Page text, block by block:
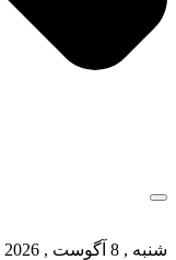
شنبه , 8 آگوست , 2026